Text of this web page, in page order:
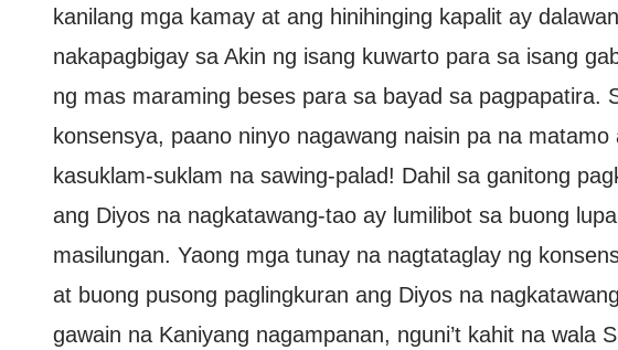
kanilang mga kamay at ang hinihinging kapalit ay
nakapagbigay sa Akin ng isang kuwarto para sa isang
ng mas maraming beses para sa bayad sa pagpapatira.
konsensya, paano ninyo nagawang naisin pa na
kasuklam-suklam na sawing-palad! Dahil sa ganitong
ang Diyos na nagkatawang-tao ay lumilibot sa buong
masilungan. Yaong mga tunay na nagtataglay ng
at buong pusong paglingkuran ang Diyos na
gawain na Kaniyang nagampanan, nguni’t kahit na wala